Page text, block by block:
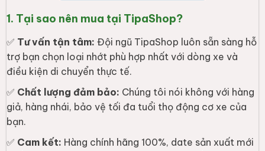
năng sang số mượt mà, giúp bộ ly hợp không bị trượt và đặc
biệt giảm thiểu ma sát đáng kể giúp động cơ luôn giữ được
nhiệt độ ổn định khi đi đường dài.